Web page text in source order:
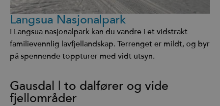
Langsua Nasjonalpark
I Langsua nasjonalpark kan du vandre i et vidstrakt
familievennlig lavfjellandskap. Terrenget er mildt, og byr
på spennende toppturer med vidt utsyn.
Gausdal | to dalfører og vide
fjellområder